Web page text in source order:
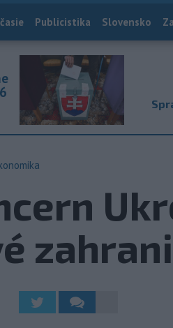
Publicistika Slovensko